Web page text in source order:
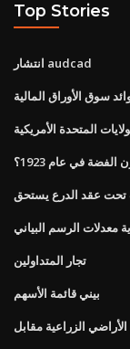
Top Stories
انتشار audcad
سوق الأوراق المالية
المتحدة الأمريكية
في عام 1923؟
تحت عقد الدرع يستحق
معدلات الرسم البياني
تجار المتداولين
بيني قائمة الأسهم